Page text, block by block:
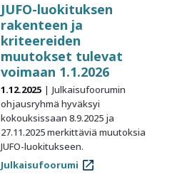
JUFO-luokituksen
rakenteen ja
kriteereiden
muutokset tulevat
voimaan 1.1.2026
1.12.2025
Julkaisufoorumin
ohjausryhmä hyväksyi
kokouksissaan 8.9.2025 ja
27.11.2025 merkittäviä muutoksia
JUFO-luokitukseen.
Julkaisufoorumi